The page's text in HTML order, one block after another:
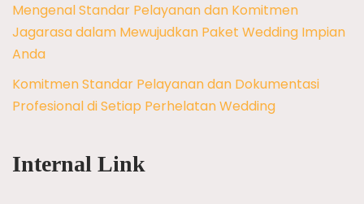
Mengenal Standar Pelayanan dan Komitmen
Jagarasa dalam Mewujudkan Paket Wedding Impian
Anda
Komitmen Standar Pelayanan dan Dokumentasi
Profesional di Setiap Perhelatan Wedding
Internal Link